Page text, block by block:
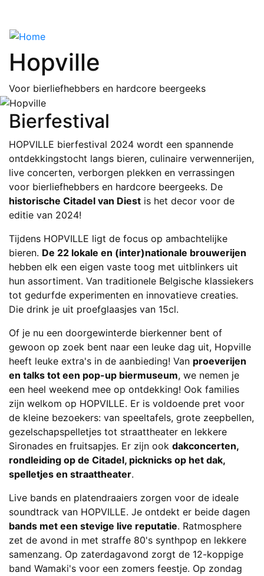
naar
inhoud
Hopville
Voor bierliefhebbers en hardcore beergeeks
Bierfestival
HOPVILLE bierfestival 2024 wordt een spannende
ontdekkingstocht langs bieren, culinaire verwennerijen,
live concerten, verborgen plekken en verrassingen
voor bierliefhebbers en hardcore beergeeks. De
historische Citadel van Diest is het decor voor de
editie van 2024!
Tijdens HOPVILLE ligt de focus op ambachtelijke
bieren. De 22 lokale en (inter)nationale brouwerijen
hebben elk een eigen vaste toog met uitblinkers uit
hun assortiment. Van traditionele Belgische klassiekers
tot gedurfde experimenten en innovatieve creaties.
Die drink je uit proefglaasjes van 15cl.
Of je nu een doorgewinterde bierkenner bent of
gewoon op zoek bent naar een leuke dag uit, Hopville
heeft leuke extra's in de aanbieding! Van proeverijen
en talks tot een pop-up biermuseum, we nemen je
een heel weekend mee op ontdekking! Ook families
zijn welkom op HOPVILLE. Er is voldoende pret voor
de kleine bezoekers: van speeltafels, grote zeepbellen,
gezelschapspelletjes tot straattheater en lekkere
Sironades en fruitsapjes. Er zijn ook dakconcerten,
rondleiding op de Citadel, picknicks op het dak,
spelletjes en straattheater.
Live bands en platendraaiers zorgen voor de ideale
soundtrack van HOPVILLE. Je ontdekt er beide dagen
bands met een stevige live reputatie. Ratmosphere
zet de avond in met straffe 80's synthpop en lekkere
samenzang. Op zaterdagavond zorgt de 12-koppige
band Wamaki's voor een zomers feestje. Op zondag